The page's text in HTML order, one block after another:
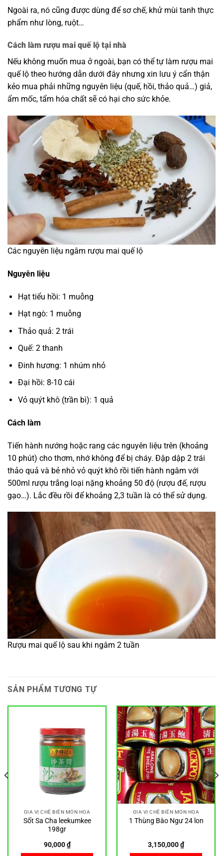
Ngoài ra, nó cũng được dùng để sơ chế, khử mùi tanh thực
phẩm như lòng, ruột…
Cách làm rượu mai quế lộ tại nhà
Nếu không muốn mua ở ngoài, bạn có thể tự làm rượu mai
quế lộ theo hướng dẫn dưới đây nhưng xin lưu ý cẩn thận
kẻo mua phải những nguyên liệu (quế, hồi, thảo quả…) giả,
ẩm mốc, tẩm hóa chất sẽ có hại cho sức khỏe.
Các nguyên liệu ngâm rượu mai quế lộ
Nguyên liệu
Hạt tiểu hồi: 1 muỗng
Hạt ngò: 1 muỗng
Thảo quả: 2 trái
Quế: 2 thanh
Đinh hương: 1 nhúm nhỏ
Đại hồi: 8-10 cái
Vỏ quýt khô (trần bì): 1 quả
Cách làm
Tiến hành nướng hoặc rang các nguyên liệu trên (khoảng
10 phút) cho thơm, nhớ không để bị cháy. Đập dập 2 trái
thảo quả và bẻ nhỏ vỏ quýt khô rồi tiến hành ngâm với
500ml rượu trắng loại nặng khoảng 50 độ (rượu đế, rượu
gạo…). Lắc đều rồi để khoảng 2,3 tuần là có thể sử dụng.
Rượu mai quế lộ sau khi ngâm 2 tuần
SẢN PHẨM TƯƠNG TỰ
GIA VỊ CHẾ BIẾN MÓN HOA
Sốt Sa Cha leekumkee
198gr
90,000₫
GIA VỊ CHẾ BIẾN MÓN HOA
1 Thùng Bào Ngư 24 lon
3,150,000₫